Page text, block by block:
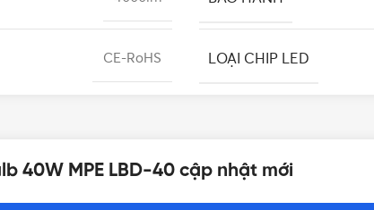
CE-RoHS LOẠI CHIP LED
40W MPE LBD-40 cập nhật mới